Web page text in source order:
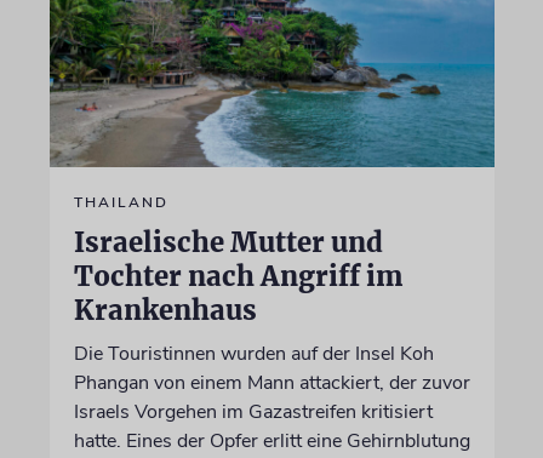
THAILAND
Israelische Mutter und
Tochter nach Angriff im
Krankenhaus
Die Touristinnen wurden auf der Insel Koh
Phangan von einem Mann attackiert, der zuvor
Israels Vorgehen im Gazastreifen kritisiert
hatte. Eines der Opfer erlitt eine Gehirnblutung